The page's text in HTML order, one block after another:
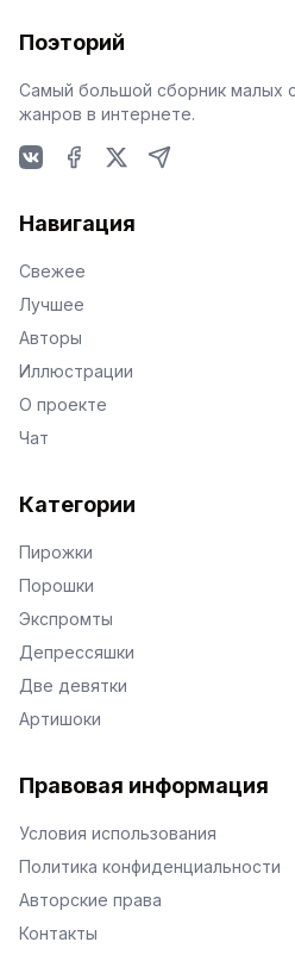
Поэторий
Самый большой сборник малых
жанров в интернете.
Навигация
Свежее
Лучшее
Авторы
Иллюстрации
О проекте
Чат
Категории
Пирожки
Порошки
Экспромты
Депрессяшки
Две девятки
Артишоки
Правовая информация
Условия использования
Политика конфиденциальности
Авторские права
Контакты